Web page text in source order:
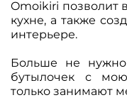
Omoikiri позволит
кухне, а также
интерьере.
Больше не нужно
бутылочек с
только занимают